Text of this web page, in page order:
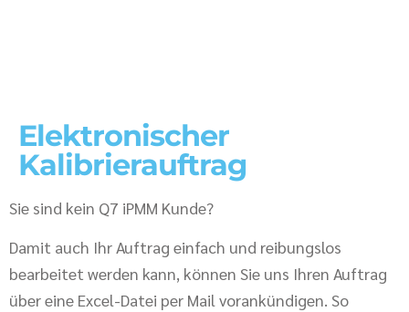
Elektronischer
Kalibrierauftrag
Sie sind kein Q7 iPMM Kunde?
Damit auch Ihr Auftrag einfach und reibungslos
bearbeitet werden kann, können Sie uns Ihren Auftrag
über eine Excel-Datei per Mail vorankündigen. So